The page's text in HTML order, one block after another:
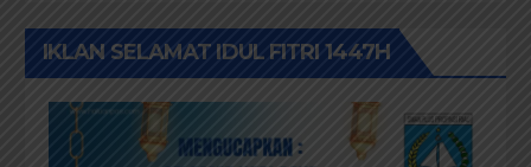
IKLAN SELAMAT IDUL FITRI 1447H